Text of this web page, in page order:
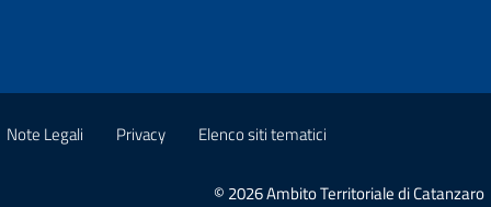
Note Legali Privacy Elenco siti tematici
© 2026 Ambito Territoriale di Catanzaro